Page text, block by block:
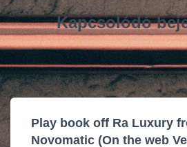
Kapcsolódó
Play book off Ra Luxury
Novomatic (On the web